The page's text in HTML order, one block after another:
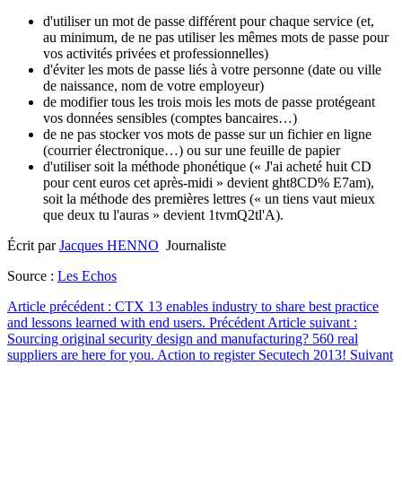
d'utiliser un mot de passe différent pour chaque service (et,
au minimum, de ne pas utiliser les mêmes mots de passe pour
vos activités privées et professionnelles)
d'éviter les mots de passe liés à votre personne (date ou ville
de naissance, nom de votre employeur)
de modifier tous les trois mois les mots de passe protégeant
vos données sensibles (comptes bancaires…)
de ne pas stocker vos mots de passe sur un fichier en ligne
(courrier électronique…) ou sur une feuille de papier
d'utiliser soit la méthode phonétique (« J'ai acheté huit CD
pour cent euros cet après-midi » devient ght8CD% E7am),
soit la méthode des premières lettres (« un tiens vaut mieux
que deux tu l'auras » devient 1tvmQ2tl'A).
Écrit parJacques HENNO Journaliste
Source : Les Echos
Article précédent : CTX 13 enables industry to share best practice
and lessons learned with end users. Précédent Article suivant :
Sourcing original security design and manufacturing? 560 real
suppliers are here for you. Action to register Secutech 2013! Suivant